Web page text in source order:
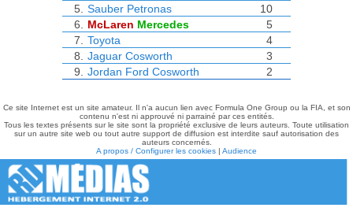
5. Sauber Petronas
10
6.
McLaren Mercedes
5
7.
Toyota
4
8.
Jaguar Cosworth
3
9.
Jordan Ford Cosworth 2
Ce site Internet est un site amateur. Il n'a aucun lien avec Formula One Group ou la FIA, et son
contenu n'est ni approuvé ni parrainé par ces entités.
Tous les textes présents sur le site sont la propriété exclusive de leurs auteurs. Toute utilisation
sur un autre site web ou tout autre support de diffusion est interdite sauf autorisation des
auteurs concernés.
A propos / Configurer les cookies | Audience